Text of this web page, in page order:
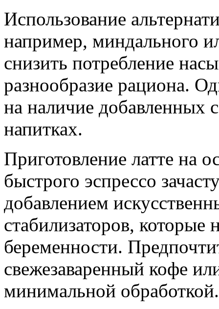
Использование
например, миндального
снизить потребление
разнообразие рациона.
на наличие добавленных
напитках.
Приготовление латте на
быстрого эспрессо
добавлением
стабилизаторов, которые
беременности.
свежезаваренный кофе
минимальной обработкой.